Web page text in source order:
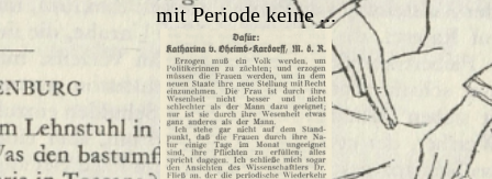
mit Periode keine ...